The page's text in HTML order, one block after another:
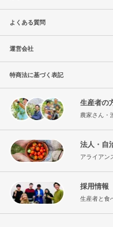
よくある質問
運営会社
特商法に基づく表記
生産者の
農家さん・
法人・自
アライアン
採用情報
生産者と食